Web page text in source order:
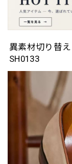
異素材切り替
SH0133